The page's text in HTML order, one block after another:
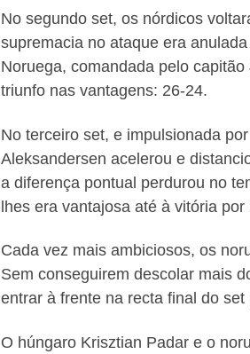
No segundo set, os nórdicos
supremacia no ataque era
Noruega, comandada pelo
triunfo nas vantagens: 26-24.
No terceiro set, e impulsionada
Aleksandersen acelerou e
a diferença pontual perdurou no
lhes era vantajosa até à vitória por
Cada vez mais ambiciosos, os
Sem conseguirem descolar mais
entrar à frente na recta final do
O húngaro Krisztian Padar e o